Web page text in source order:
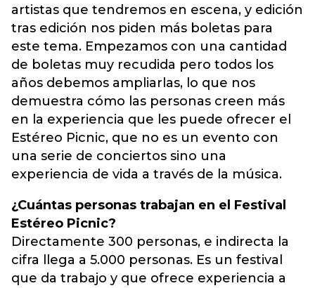
artistas que tendremos en escena, y edición
tras edición nos piden más boletas para
este tema. Empezamos con una cantidad
de boletas muy recudida pero todos los
años debemos ampliarlas, lo que nos
demuestra cómo las personas creen más
en la experiencia que les puede ofrecer el
Estéreo Picnic, que no es un evento con
una serie de conciertos sino una
experiencia de vida a través de la música.
¿Cuántas personas trabajan en el Festival
Estéreo Picnic?
Directamente 300 personas, e indirecta la
cifra llega a 5.000 personas. Es un festival
que da trabajo y que ofrece experiencia a